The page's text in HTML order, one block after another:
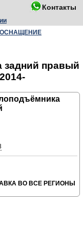
Контакты
задний правый
ВО ВСЕ РЕГИОНЫ